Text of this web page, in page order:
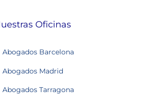
Oficinas
Barcelona
Madrid
Tarragona